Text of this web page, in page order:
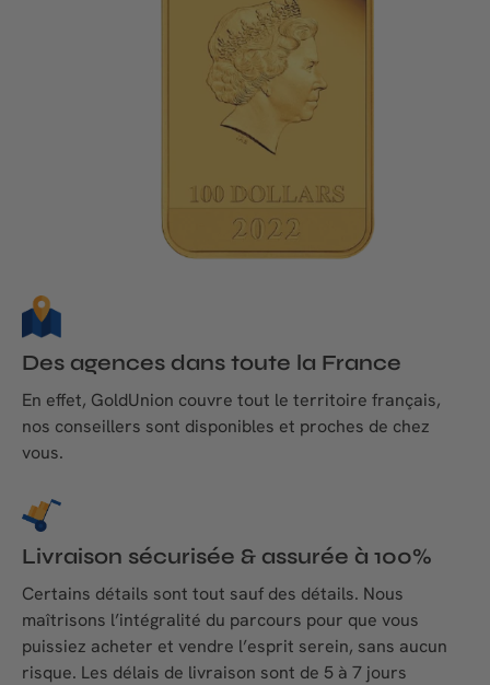
Des agences dans toute la France
En effet, GoldUnion couvre tout le territoire français,
nos conseillers sont disponibles et proches de chez
vous.
Livraison sécurisée & assurée à 100%
Certains détails sont tout sauf des détails. Nous
maîtrisons l’intégralité du parcours pour que vous
puissiez acheter et vendre l’esprit serein, sans aucun
risque. Les délais de livraison sont de 5 à 7 jours